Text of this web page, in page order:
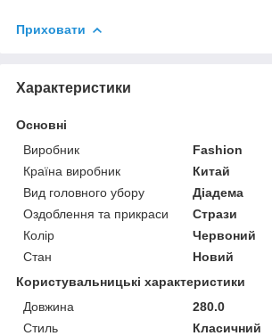
Приховати
Характеристики
Основні
Виробник
Fashion
Країна виробник
Китай
Вид головного убору
Діадема
Оздоблення та прикраси
Стрази
Колір
Червоний
Стан
Новий
Користувальницькі характеристики
Довжина
280.0
Стиль
Класичний